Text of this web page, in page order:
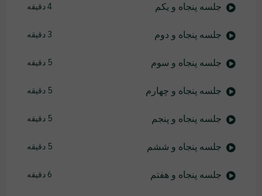
جلسه پنجاه و یکم 4 دقیقه
جلسه پنجاه و دوم 3 دقیقه
جلسه پنجاه و سوم 5 دقیقه
جلسه پنجاه و چهارم 5 دقیقه
جلسه پنجاه و پنجم 5 دقیقه
جلسه پنجاه و ششم 5 دقیقه
جلسه پنجاه و هفتم 6 دقیقه